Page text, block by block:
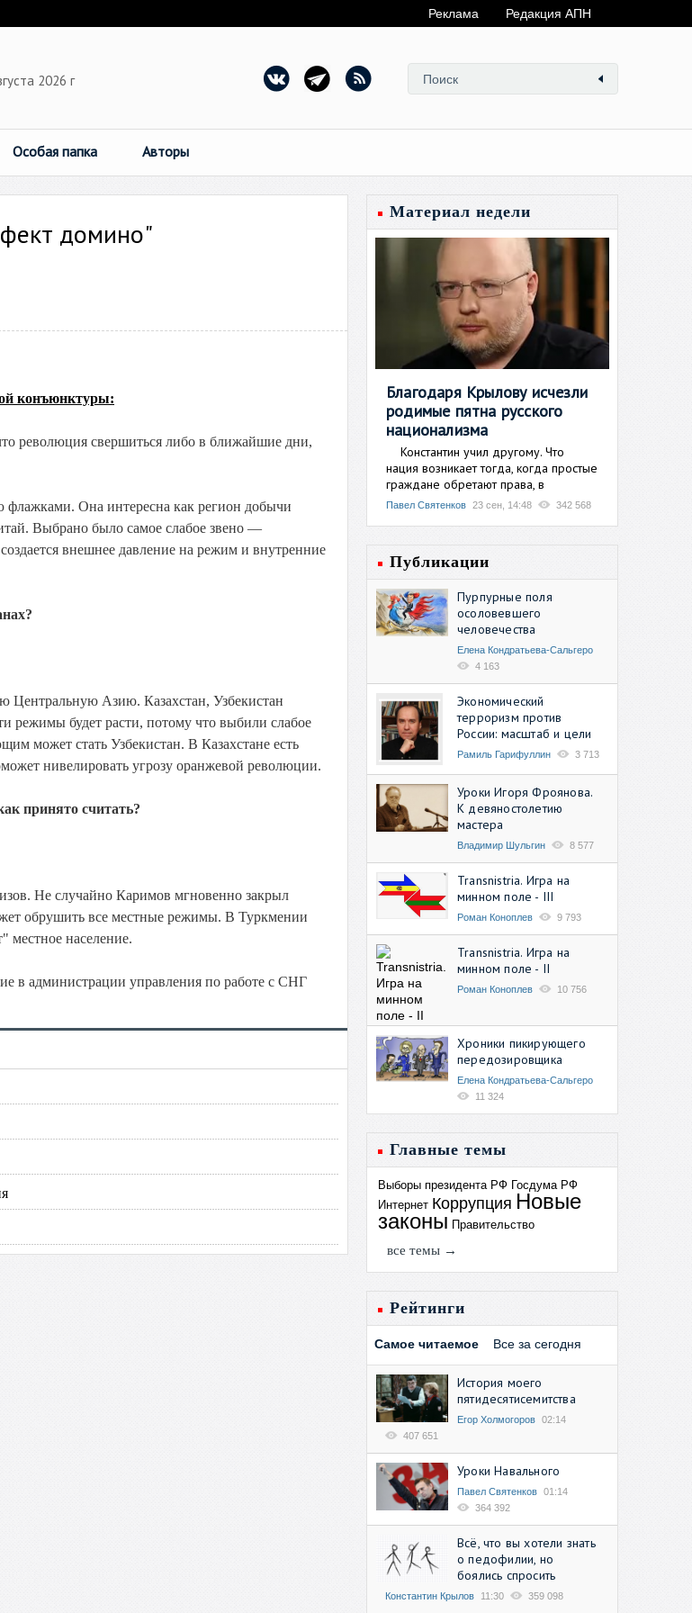
Реклама Редакция АПН
2026 г
Особая папка Авторы
домино"
конъюнктуры:
революция свершиться либо в ближайшие дни,
флажками. Она интересна как регион добычи
Выбрано было самое слабое звено —
внешнее давление на режим и внутренние
Центральную Азию. Казахстан, Узбекистан
режимы будет расти, потому что выбили слабое
может стать Узбекистан. В Казахстане есть
нивелировать угрозу оранжевой революции.
принято считать?
Не случайно Каримов мгновенно закрыл
обрушить все местные режимы. В Туркмении
местное население.
в администрации управления по работе с СНГ
Материал недели
Благодаря Крылову исчезли
родимые пятна русского
национализма
Константин учил другому. Что
нация возникает тогда, когда простые
граждане обретают права, в
Павел Святенков 23 сен, 14:48 342 568
Публикации
Пурпурные поля
осоловевшего
человечества
Елена Кондратьева-Сальгеро
4 163
Экономический
терроризм против
России: масштаб и цели
Рамиль Гарифуллин 3 713
Уроки Игоря Фроянова.
К девяностолетию
мастера
Владимир Шульгин 8 577
Transnistria. Игра на
минном поле - III
Роман Коноплев 9 793
Transnistria. Игра на
минном поле - II
Роман Коноплев 10 756
Хроники пикирующего
передозировщика
Елена Кондратьева-Сальгеро
11 324
Главные темы
Выборы президента РФ Госдума РФ
Интернет Коррупция Новые
законы Правительство
все темы →
Рейтинги
Самое читаемое Все за сегодня
История моего
пятидесятисемитства
Егор Холмогоров 02:14
407 651
Уроки Навального
Павел Святенков 01:14
364 392
Всё, что вы хотели знать
о педофилии, но
боялись спросить
Константин Крылов 11:30 359 098